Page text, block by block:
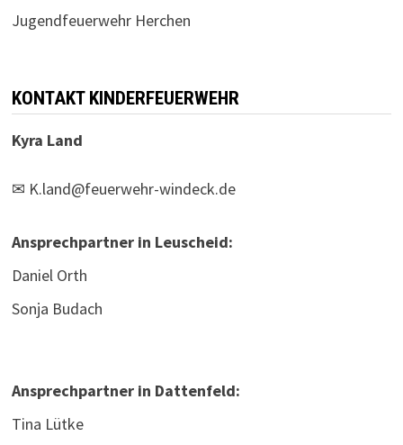
Jugendfeuerwehr Herchen
KONTAKT KINDERFEUERWEHR
Kyra Land
✉ K.land@feuerwehr-windeck.de
Ansprechpartner in Leuscheid:
Daniel Orth
Sonja Budach
Ansprechpartner in Dattenfeld:
Tina Lütke